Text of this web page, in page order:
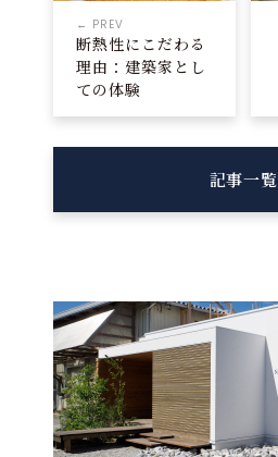
← PREV
断熱性にこだわる
理由：建築家とし
ての体験
記事一覧